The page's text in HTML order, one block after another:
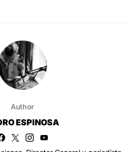
Author
ESPINOSA